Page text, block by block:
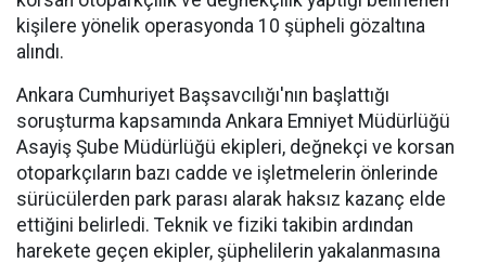
kişilere yönelik operasyonda 10 şüpheli gözaltına
alındı.
Ankara Cumhuriyet Başsavcılığı'nın başlattığı
soruşturma kapsamında Ankara Emniyet Müdürlüğü
Asayiş Şube Müdürlüğü ekipleri, değnekçi ve korsan
otoparkçıların bazı cadde ve işletmelerin önlerinde
sürücülerden park parası alarak haksız kazanç elde
ettiğini belirledi. Teknik ve fiziki takibin ardından
harekete geçen ekipler, şüphelilerin yakalanmasına